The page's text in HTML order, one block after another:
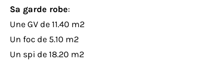
Sa garde robe:
Une GV de 11.40 m2
Un foc de 5.10 m2
Un spi de 18.20 m2